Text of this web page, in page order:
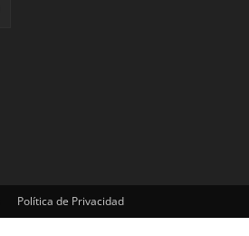
Política de Privacidad